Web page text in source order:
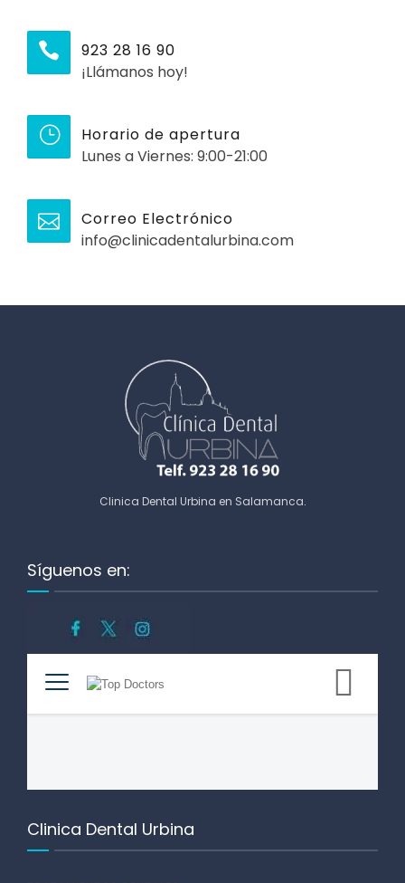
923 28 16 90
¡Llámanos hoy!
Horario de apertura
Lunes a Viernes: 9:00-21:00
Correo Electrónico
info@clinicadentalurbina.com
Clinica Dental Urbina en Salamanca.
Síguenos en:
Clinica Dental Urbina